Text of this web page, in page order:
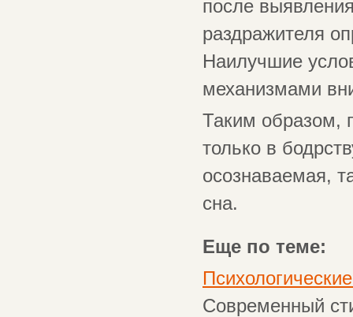
после
раздражителя
Наилучшие
механизмами
Таким образом,
только в
осознаваемая,
сна.
Еще по теме:
Современный